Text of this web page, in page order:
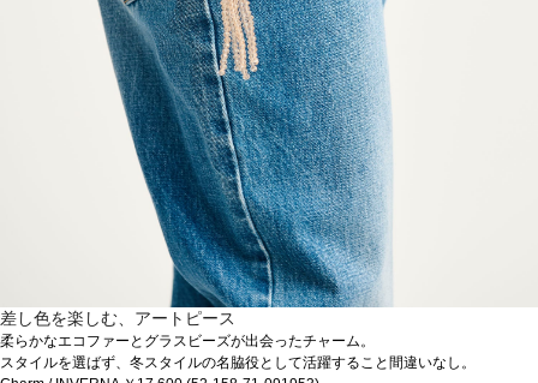
差し色を楽しむ、アートピース
柔らかなエコファーとグラスビーズが出会ったチャーム。
スタイルを選ばず、冬スタイルの名脇役として活躍すること間違いなし。